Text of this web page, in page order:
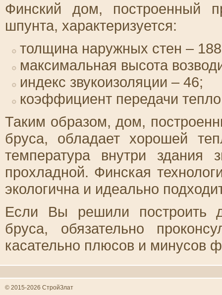
Финский дом, построенный
шпунта, характеризуется:
толщина наружных стен –
максимальная высота
индекс звукоизоляции – 46;
коэффициент передачи
Таким образом, дом,
бруса, обладает хорошей
температура внутри здания
прохладной. Финская
экологична и идеально
Если Вы решили построить
бруса, обязательно
касательно плюсов и минусов
© 2015-2026 СтройЗлат